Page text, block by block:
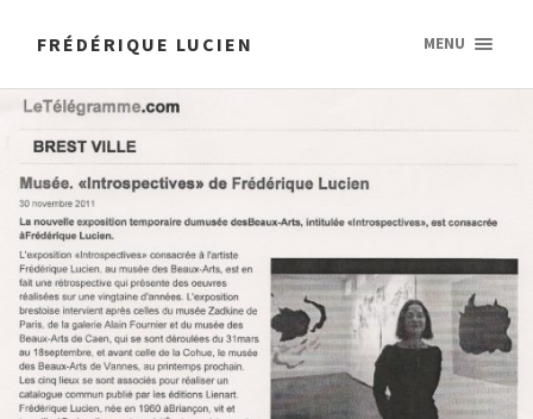
FRÉDÉRIQUE LUCIEN MENU